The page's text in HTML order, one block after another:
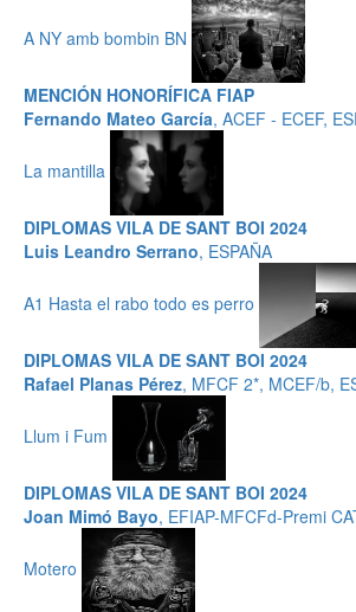
A NY amb bombin BN
MENCIÓN HONORÍFICA FIAP
Fernando Mateo García, ACEF - ECEF,
La mantilla
DIPLOMAS VILA DE SANT BOI 2024
Luis Leandro Serrano, ESPAÑA
A1 Hasta el rabo todo es perro
DIPLOMAS VILA DE SANT BOI 2024
Rafael Planas Pérez, MFCF 2*, MCEF/b,
Llum i Fum
DIPLOMAS VILA DE SANT BOI 2024
Joan Mimó Bayo, EFIAP-MFCFd-Premi
Motero